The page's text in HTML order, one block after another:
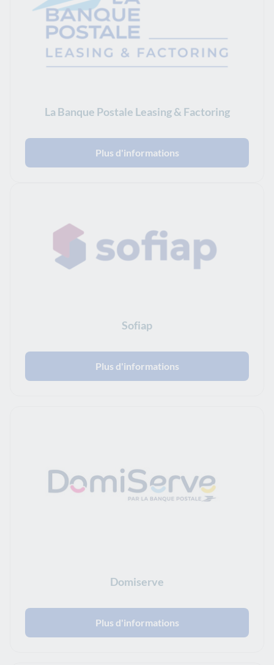
La Banque Postale Leasing & Factoring
Plus d'informations
Sofiap
Plus d'informations
Domiserve
Plus d'informations